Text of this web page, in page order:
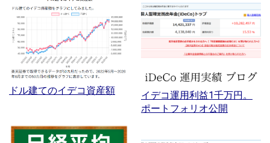
ドル建てのイデコ資産額
イデコ運用利益1千万円。
ポートフォリオ公開